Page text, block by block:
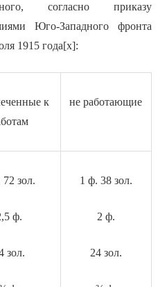
согласно приказу
Юго-Западного фронта
1915 года[x]:
к
не работающие
72 зол.
ф.
зол.
1 ф. 38 зол.
2 ф.
24 зол.